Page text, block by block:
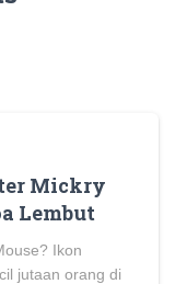
Mickry
Lembut
Ikon
jutaan orang di